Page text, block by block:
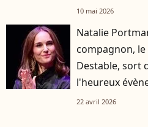
journaliste
10 mai 2026
Natalie
compagnon,
Destable, sort
l'heureux
22 avril 2026